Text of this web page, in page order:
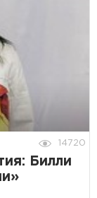
14720
Билли